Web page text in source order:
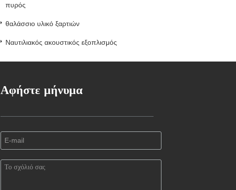
πυρός
θαλάσσιο υλικό ξαρτιών
Ναυτιλιακός ακουστικός εξοπλισμός
Αφήστε μήνυμα